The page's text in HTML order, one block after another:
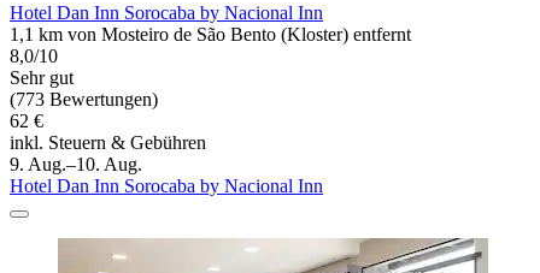
Hotel Dan Inn Sorocaba by Nacional Inn
1,1 km von Mosteiro de São Bento (Kloster) entfernt
8,0/10
Sehr gut
(773 Bewertungen)
62 €
inkl. Steuern & Gebühren
9. Aug.–10. Aug.
Hotel Dan Inn Sorocaba by Nacional Inn